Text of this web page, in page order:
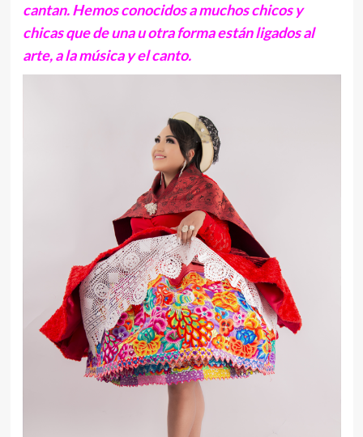
cantan. Hemos conocidos a muchos chicos y
chicas que de una u otra forma están ligados al
arte, a la música y el canto.